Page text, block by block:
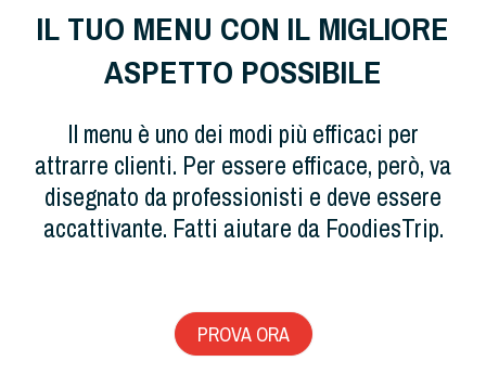
IL TUO MENU CON IL MIGLIORE
ASPETTO POSSIBILE
Il menu è uno dei modi più efficaci per
attrarre clienti. Per essere efficace, però, va
disegnato da professionisti e deve essere
accattivante. Fatti aiutare da FoodiesTrip.
PROVA ORA